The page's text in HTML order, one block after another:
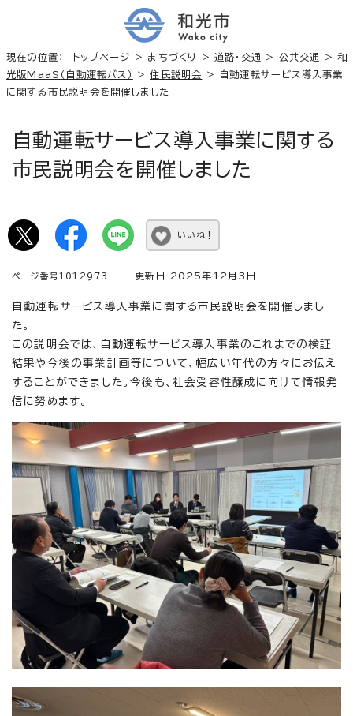
現在の位置： トップページ > まちづくり >道路・交通 > 公共交通 >和
光版MaaS（自動運転バス）
>住民説明会
> 自動運転サービス導入事業
に関する市民説明会を開催しました
自動運転サービス導入事業に関する
市民説明会を開催しました
いいね！
ページ番号1012973 更新日 2025年12月3日
自動運転サービス導入事業に関する市民説明会を開催しまし
た。
この説明会では、自動運転サービス導入事業のこれまでの検証
結果や今後の事業計画等について、幅広い年代の方々にお伝え
することができました。今後も、社会受容性醸成に向けて情報発
信に努めます。